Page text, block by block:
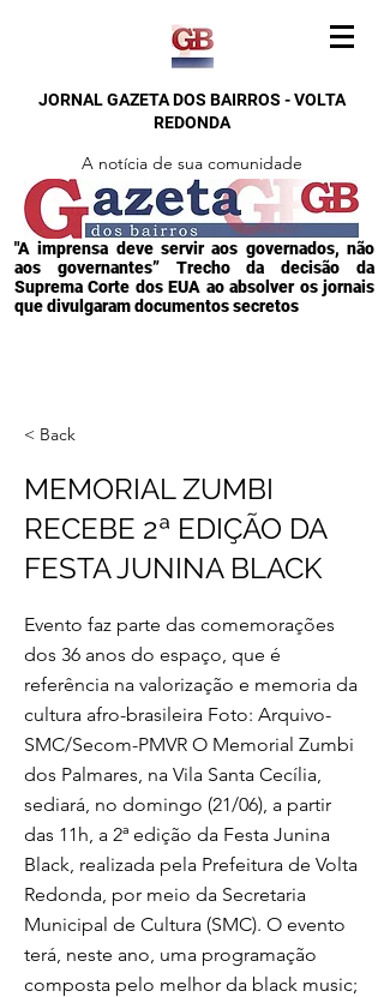
JORNAL GAZETA DOS BAIRROS - VOLTA
REDONDA
A notícia de sua comunidade
"A imprensa deve servir aos governados, não
aos governantes” Trecho da decisão da
Suprema Corte dos EUA ao absolver os jornais
que divulgaram documentos secretos
< Back
MEMORIAL ZUMBI
RECEBE 2ª EDIÇÃO DA
FESTA JUNINA BLACK
Evento faz parte das comemorações
dos 36 anos do espaço, que é
referência na valorização e memoria da
cultura afro-brasileira Foto: Arquivo-
SMC/Secom-PMVR O Memorial Zumbi
dos Palmares, na Vila Santa Cecília,
sediará, no domingo (21/06), a partir
das 11h, a 2ª edição da Festa Junina
Black, realizada pela Prefeitura de Volta
Redonda, por meio da Secretaria
Municipal de Cultura (SMC). O evento
terá, neste ano, uma programação
composta pelo melhor da black music;